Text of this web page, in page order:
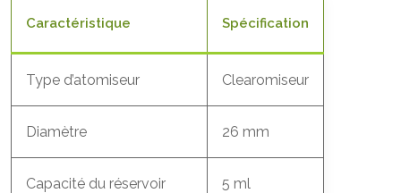
Caractéristique Spécification
Type d’atomiseur Clearomiseur
Diamètre 26 mm
Capacité du réservoir 5 ml